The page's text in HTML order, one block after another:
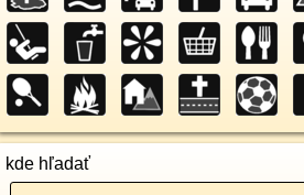
kde hľadať